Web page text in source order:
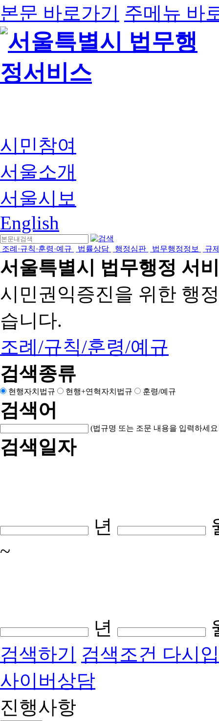
본문 바로가기 주메뉴 바
시민참여
서울소개
서울시보
English
조례·규칙·훈령·예규 법률상담 행정심판 법무행정정보 규
서울특별시 법무행정 서
시민권익증진을 위한 행
습니다.
조례/규칙/훈령/예규
검색종류
현행자치법규 현행+연혁자치법규 훈령/예규
검색어
(법규명 또는 조문 내용을 입력하세
검색일자
년
~
년
검색하기 검색조건 다시
사이버상담
진행사항